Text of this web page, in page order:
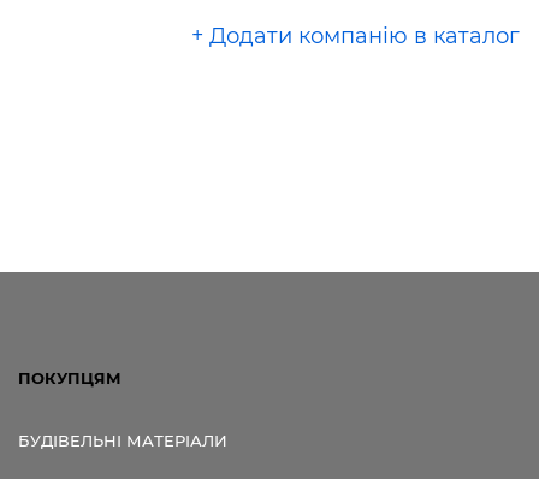
+ Додати компанію в каталог
ПОКУПЦЯМ
БУДІВЕЛЬНІ МАТЕРІАЛИ